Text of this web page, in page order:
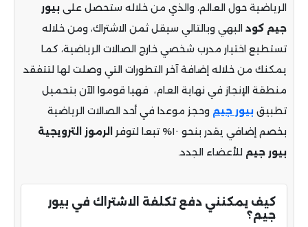
الرياضية حول العالم، والذي من خلاله ستحصل على بيور
جيم كود البهي وبالتالي سيقل ثمن الاشتراك، ومن خلاله
تستطيع اختيار مدرب شخصي خارج الصالات الرياضية، كما
يمكنك من خلاله إضافة آخر التطورات التي وصلت لها لتتفقد
منطقة الإنجاز في نهاية العام، فهيا قوموا الآن بتحميل
تطبيق بيور جيم وحجز موعدا في أحد الصالات الرياضية
بخصم إضافي يقدر بنحو ١٠% تبعا لتوفر
الرموز الترويجية
بيور جيم للأعضاء الجدد.
كيف يمكنني دفع تكلفة الاشتراك في بيور
جيم؟